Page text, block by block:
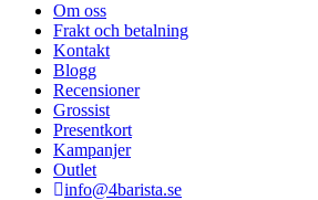
Om oss
Frakt och betalning
Kontakt
Blogg
Recensioner
Grossist
Presentkort
Kampanjer
Outlet
info@4barista.se